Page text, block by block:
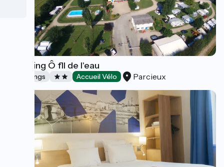
Camping Ô fll de l'eau
Campings Accueil Vélo Parcieux